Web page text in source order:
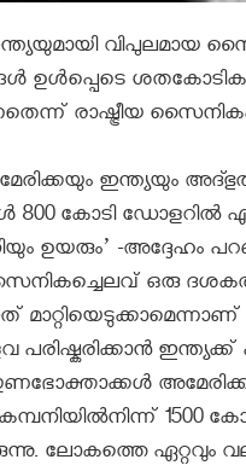
വിപുലമായ
ഉള്‍പ്പെടെ
രാഷ്ട്രീയ
ഇന്ത്യയും
800 കോടി ഡോളറില്‍
ഉയരും’ -
ഒരു
അമേരിക്ക
1500
ലോകത്തെ ഏറ്റവും